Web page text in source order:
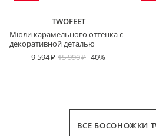
TWOFEET
Мюли карамельного оттенка с
декоративной деталью
9 594
15 990 -40%
ВСЕ БОСОНОЖКИ